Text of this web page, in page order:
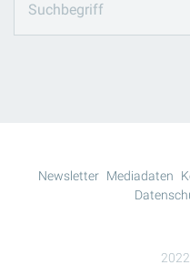
Newsletter Mediadaten